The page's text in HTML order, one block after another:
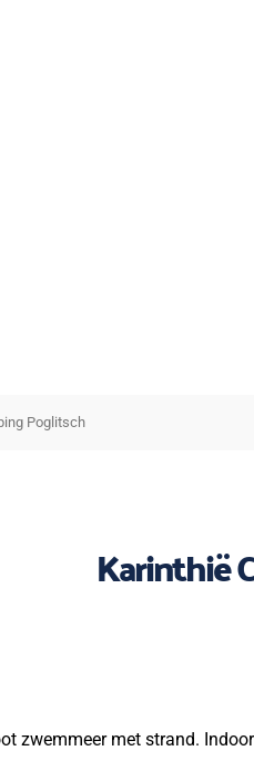
Poglitsch
Karinthië
zwemmeer met strand.